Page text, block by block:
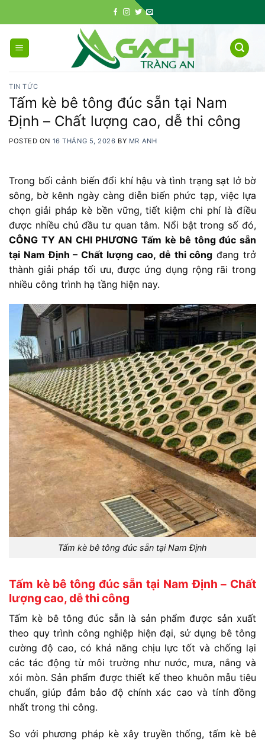
to
content
TIN TỨC
Tấm kè bê tông đúc sẵn tại Nam
Định – Chất lượng cao, dễ thi công
POSTED ON 16 THÁNG 5, 2026 BY MR ANH
Trong bối cảnh biến đổi khí hậu và tình trạng sạt lở bờ
sông, bờ kênh ngày càng diễn biến phức tạp, việc lựa
chọn giải pháp kè bền vững, tiết kiệm chi phí là điều
được nhiều chủ đầu tư quan tâm. Nổi bật trong số đó,
CÔNG TY AN CHI PHƯƠNG Tấm kè bê tông đúc sẵn
tại Nam Định – Chất lượng cao, dễ thi công đang trở
thành giải pháp tối ưu, được ứng dụng rộng rãi trong
nhiều công trình hạ tầng hiện nay.
Tấm kè bê tông đúc sẵn tại Nam Định
Tấm kè bê tông đúc sẵn tại Nam Định – Chất
lượng cao, dễ thi công
Tấm kè bê tông đúc sẵn là sản phẩm được sản xuất
theo quy trình công nghiệp hiện đại, sử dụng bê tông
cường độ cao, có khả năng chịu lực tốt và chống lại
các tác động từ môi trường như nước, mưa, nắng và
xói mòn. Sản phẩm được thiết kế theo khuôn mẫu tiêu
chuẩn, giúp đảm bảo độ chính xác cao và tính đồng
nhất trong thi công.
So với phương pháp kè xây truyền thống, tấm kè bê